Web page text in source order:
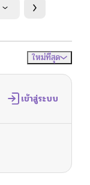
ใหม่ที่สุด
เข้าสู่ระบบ